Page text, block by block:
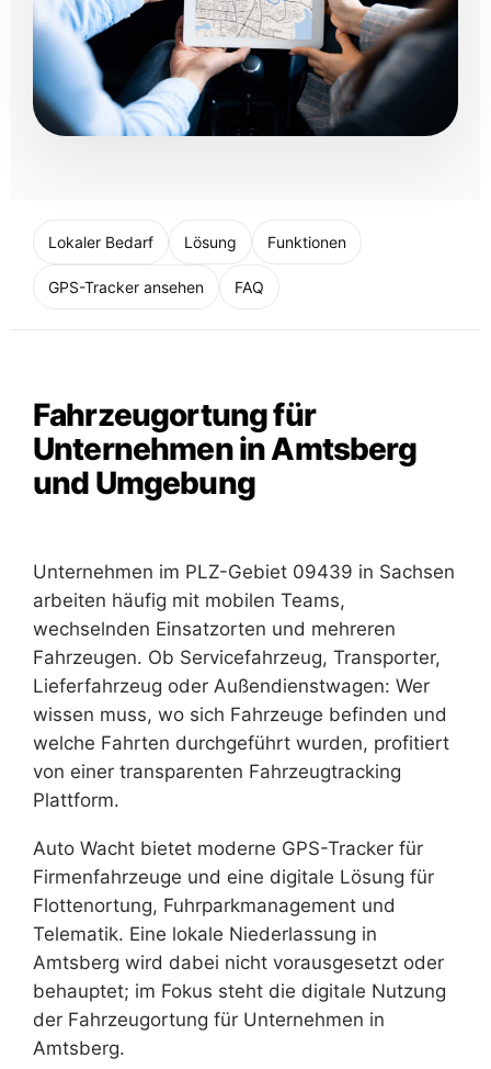
Lokaler Bedarf Lösung Funktionen
GPS-Tracker ansehen FAQ
Fahrzeugortung für
Unternehmen in Amtsberg
und Umgebung
Unternehmen im PLZ-Gebiet 09439 in Sachsen
arbeiten häufig mit mobilen Teams,
wechselnden Einsatzorten und mehreren
Fahrzeugen. Ob Servicefahrzeug, Transporter,
Lieferfahrzeug oder Außendienstwagen: Wer
wissen muss, wo sich Fahrzeuge befinden und
welche Fahrten durchgeführt wurden, profitiert
von einer transparenten Fahrzeugtracking
Plattform.
Auto Wacht bietet moderne GPS-Tracker für
Firmenfahrzeuge und eine digitale Lösung für
Flottenortung, Fuhrparkmanagement und
Telematik. Eine lokale Niederlassung in
Amtsberg wird dabei nicht vorausgesetzt oder
behauptet; im Fokus steht die digitale Nutzung
der Fahrzeugortung für Unternehmen in
Amtsberg.